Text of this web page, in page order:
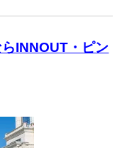
INNOUT・ピン